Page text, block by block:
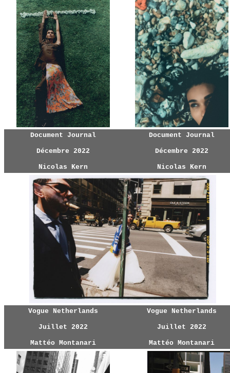
Document Journal
Décembre 2022
Nicolas Kern
Document Journal
Décembre 2022
Nicolas Kern
Vogue Netherlands
Juillet 2022
Mattéo Montanari
Vogue Netherlands
Juillet 2022
Mattéo Montanari